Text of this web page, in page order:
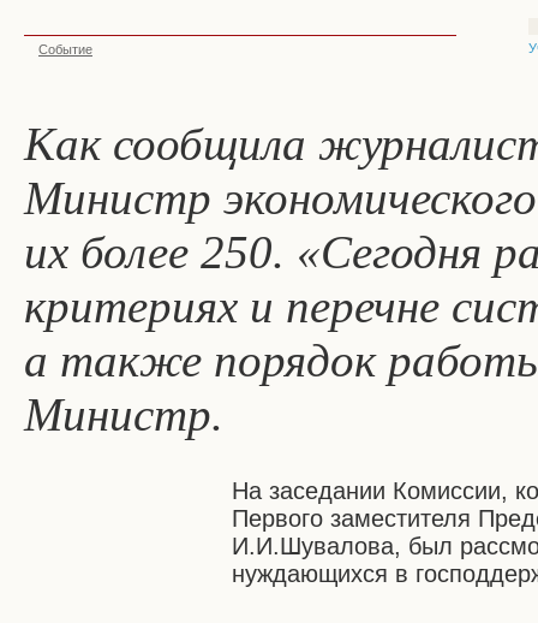
Событие
Как сообщила
Министр
их более 250. «Сегодня
критериях и перечне
а также порядок
Министр.
На заседании Комиссии,
Первого заместителя
И.И.Шувалова, был
нуждающихся в